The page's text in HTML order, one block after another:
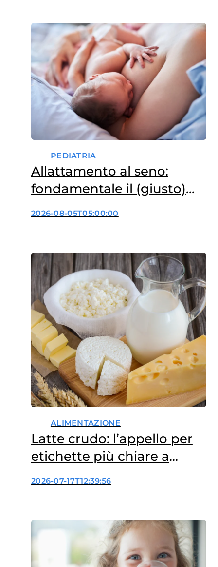
permanente: l’infezione aveva
scatenato una sindrome
emolitico-uremica (SEU), che
gli causò danni neurologici
irreversibili. Dopo nove anni di…
PEDIATRIA
Allattamento al seno:
fondamentale il (giusto)
supporto nelle prime 72
2026-08-05T05:00:00
ALIMENTAZIONE
Latte crudo: l’appello per
etichette più chiare a
tutela dei bambini
2026-07-17T12:39:56